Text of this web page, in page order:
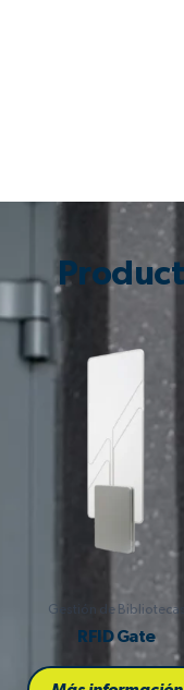
Gestión de Bibliotecas
RFID Gate